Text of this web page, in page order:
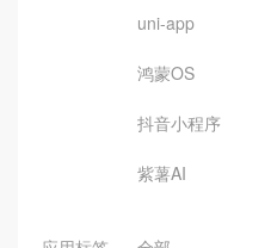
uni-app
鸿蒙OS
抖音小程序
紫薯AI